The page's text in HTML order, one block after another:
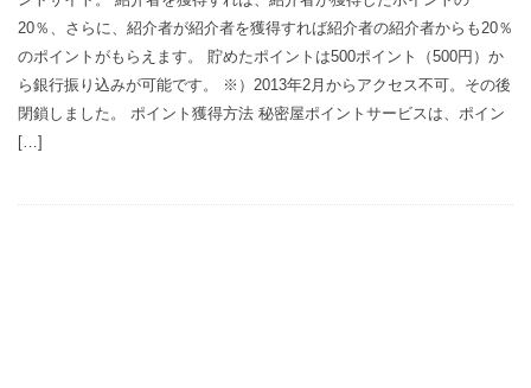
20％、さらに、紹介者が紹介者を獲得すれば紹介者の紹介者からも20％
のポイントがもらえます。 貯めたポイントは500ポイント（500円）か
ら銀行振り込みが可能です。 ※）2013年2月からアクセス不可。その後
閉鎖しました。 ポイント獲得方法 秘密屋ポイントサービスは、ポイン
[…]